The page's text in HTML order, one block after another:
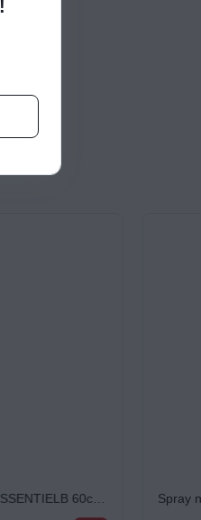
Tapis anti-vibration ESSENTIELB 60cmx60cm